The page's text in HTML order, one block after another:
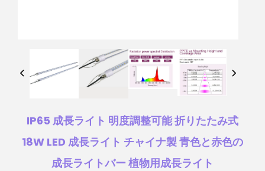
IP65 成長ライト 明度調整可能 折りたたみ式
18W LED 成長ライト チャイナ製 青色と赤色の
成長ライトバー 植物用成長ライト